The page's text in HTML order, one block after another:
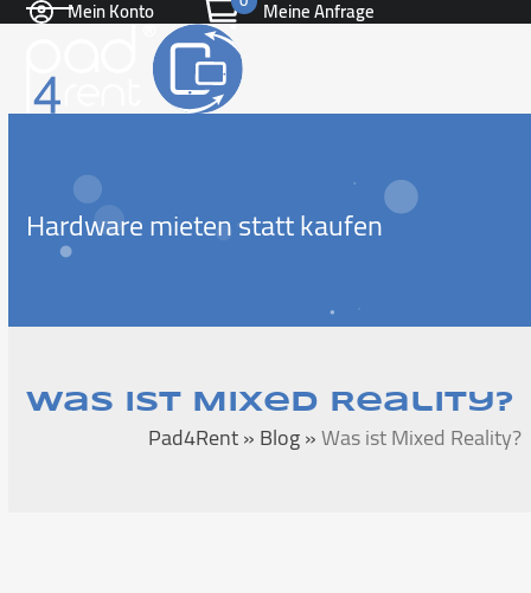
Skip
content
Mein Konto Meine Anfrage
Open
mobile
menu
Close
mobile
menu
Hardware mieten statt kaufen
Was ist Mixed Reality?
Pad4Rent»Blog»Was ist Mixed Reality?